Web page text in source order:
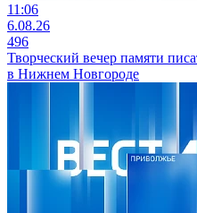
11:06
6.08.26
496
Творческий вечер памяти
в Нижнем Новгороде